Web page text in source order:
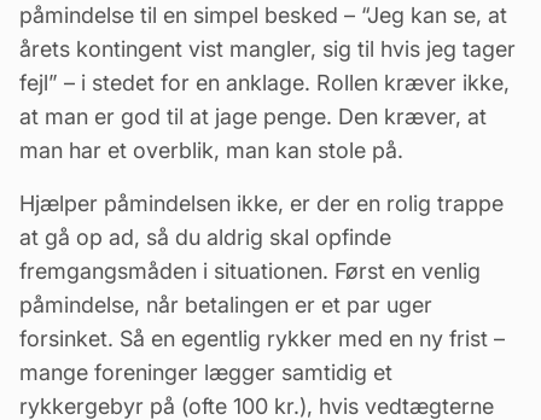
påmindelse til en simpel besked – “Jeg kan se, at
årets kontingent vist mangler, sig til hvis jeg tager
fejl” – i stedet for en anklage. Rollen kræver ikke,
at man er god til at jage penge. Den kræver, at
man har et overblik, man kan stole på.
Hjælper påmindelsen ikke, er der en rolig trappe
at gå op ad, så du aldrig skal opfinde
fremgangsmåden i situationen. Først en venlig
påmindelse, når betalingen er et par uger
forsinket. Så en egentlig rykker med en ny frist –
mange foreninger lægger samtidig et
rykkergebyr på (ofte 100 kr.), hvis vedtægterne